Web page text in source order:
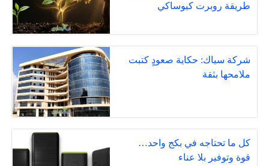
طريقة روبرت كيوساكي
شركة سياك: حكاية صعودٍ كتبت
ملامحها بثقة
كل ما تحتاجه في بكج واحد…
قوة وتوفير بلا عناء